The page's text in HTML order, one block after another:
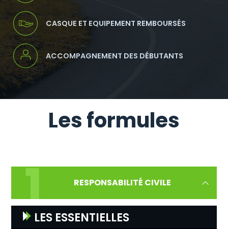
CASQUE ET EQUIPEMENT REMBOURSÉS
ACCOMPAGNEMENT DES DÉBUTANTS
Les formules
RESPONSABILITÉ CIVILE
LES ESSENTIELLES